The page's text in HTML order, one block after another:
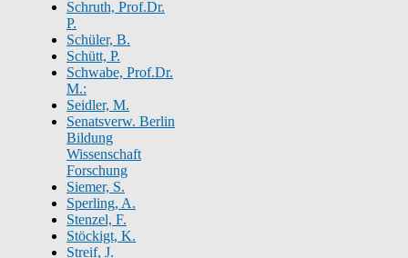
Schruth, Prof.Dr.
P.
Schüler, B.
Schütt, P.
Schwabe, Prof.Dr.
M.:
Seidler, M.
Senatsverw. Berlin
Bildung
Wissenschaft
Forschung
Siemer, S.
Sperling, A.
Stenzel, F.
Stöckigt, K.
Streif, J.